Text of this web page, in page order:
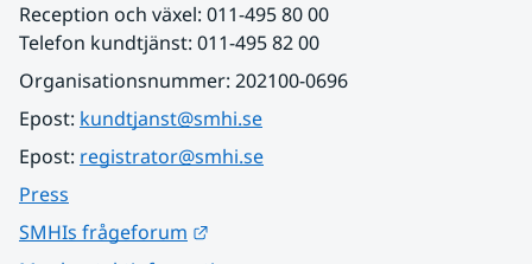
Reception och växel: 011-495 80 00
Telefon kundtjänst: 011-495 82 00
Organisationsnummer: 202100-0696
Epost: kundtjanst@smhi.se
Epost: registrator@smhi.se
Press
SMHIs frågeforum